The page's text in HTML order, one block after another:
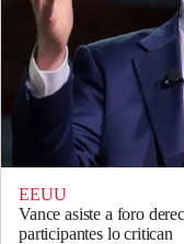
EEUU
Vance asiste a foro
participantes lo critican